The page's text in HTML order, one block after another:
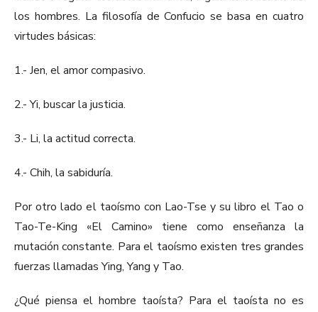
los hombres. La filosofía de Confucio se basa en cuatro
virtudes básicas:
1.- Jen, el amor compasivo.
2.- Yi, buscar la justicia.
3.- Li, la actitud correcta.
4.- Chih, la sabiduría.
Por otro lado el taoísmo con Lao-Tse y su libro el Tao o
Tao-Te-King «El Camino» tiene como enseñanza la
mutación constante. Para el taoísmo existen tres grandes
fuerzas llamadas Ying, Yang y Tao.
¿Qué piensa el hombre taoísta? Para el taoísta no es